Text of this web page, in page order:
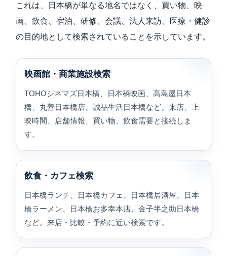
これは、日本橋が単なる地名ではなく、買い物、映
画、飲食、宿泊、研修、会議、法人来訪、医療・健診
の目的地として検索されていることを示しています。
映画館・商業施設検索
TOHOシネマズ日本橋、日本橋映画、高島屋日本
橋、丸善日本橋店、誠品生活日本橋など。来店、上
映時間、店舗情報、買い物、飲食需要と接続しま
す。
飲食・カフェ検索
日本橋ランチ、日本橋カフェ、日本橋居酒屋、日本
橋ラーメン、日本橋お多幸本店、金子半之助日本橋
など。来店・比較・予約に近い検索です。